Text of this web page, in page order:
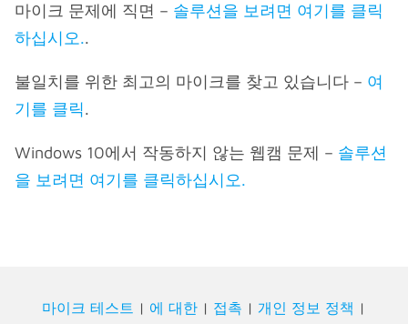
마이크 문제에 직면 – 솔루션을 보려면 여기를 클릭
하십시오..
불일치를 위한 최고의 마이크를 찾고 있습니다 – 여
기를 클릭.
Windows 10에서 작동하지 않는 웹캠 문제 – 솔루션
을 보려면 여기를 클릭하십시오.
마이크 테스트 | 에 대한 | 접촉 | 개인 정보 정책 |